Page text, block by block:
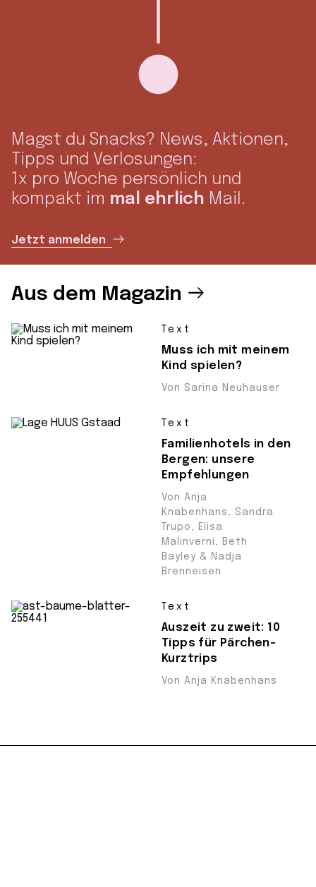
Magst du Snacks? News, Aktionen,
Tipps und Verlosungen:
1x pro Woche persönlich und
kompakt im mal ehrlich Mail.
Jetzt anmelden
Aus dem Magazin
Text
Muss ich mit meinem
Kind spielen?
Von Sarina Neuhauser
Text
Familienhotels in den
Bergen: unsere
Empfehlungen
Von Anja
Knabenhans, Sandra
Trupo, Elisa
Malinverni, Beth
Bayley & Nadja
Brenneisen
Text
Auszeit zu zweit: 10
Tipps für Pärchen-
Kurztrips
Von Anja Knabenhans